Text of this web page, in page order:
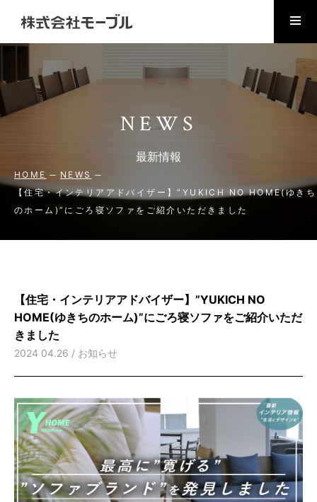
NEWS
最新情報
HOME
NEWS
【住宅・インテリアアドバイザー】”YUKICH NO HOME(ゆきち
のホーム)”にごろ寝ソファをご紹介いただきました
【住宅・インテリアアドバイザー】”YUKICH NO
HOME(ゆきちのホーム)”にごろ寝ソファをご紹介いただ
きました
2024 04.26 / お知らせ